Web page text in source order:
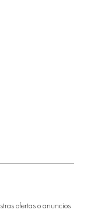
ofertas o anuncios